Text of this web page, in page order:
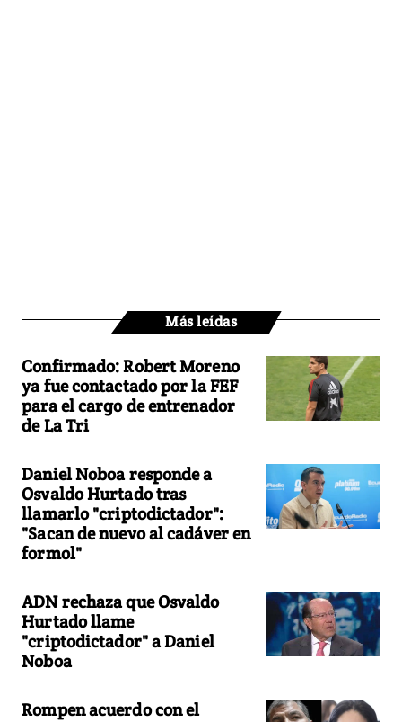
Más leídas
Confirmado: Robert Moreno
ya fue contactado por la FEF
para el cargo de entrenador
de La Tri
Daniel Noboa responde a
Osvaldo Hurtado tras
llamarlo "criptodictador":
"Sacan de nuevo al cadáver en
formol"
ADN rechaza que Osvaldo
Hurtado llame
"criptodictador" a Daniel
Noboa
Rompen acuerdo con el